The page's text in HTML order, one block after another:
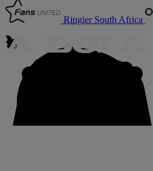
Ringier South Africa